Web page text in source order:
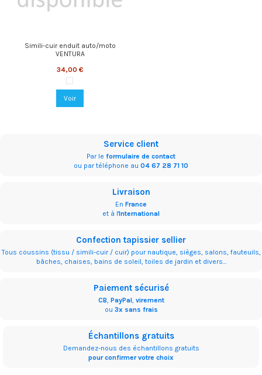
Simili-cuir enduit auto/moto
VENTURA
34,00 €
252-9002 Black
Voir
Service client
Par le formulaire de contact
ou par téléphone au 04 67 28 71 10
Livraison
En France
et à l'International
Confection tapissier sellier
Tous coussins (tissu / simili-cuir / cuir) pour nautique, sièges, salons, fauteuils,
bâches, chaises, bains de soleil, toiles de jardin et divers...
Paiement sécurisé
CB, PayPal, virement
ou 3x sans frais
Échantillons gratuits
Demandez-nous des échantillons gratuits
pour confirmer votre choix